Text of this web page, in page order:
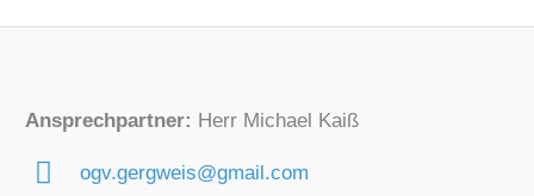
Ansprechpartner: Herr Michael Kaiß
ogv.gergweis@gmail.com